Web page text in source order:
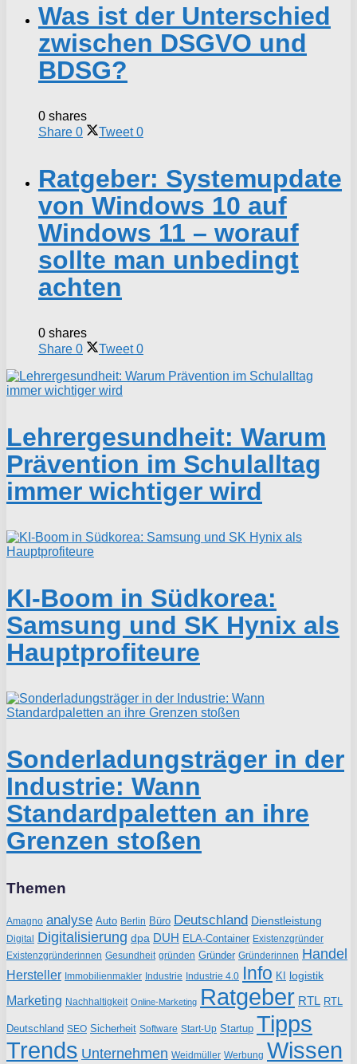
Was ist der Unterschied
zwischen DSGVO und
BDSG?
0 shares
Share 0 Tweet 0
Ratgeber: Systemupdate
von Windows 10 auf
Windows 11 – worauf
sollte man unbedingt
achten
0 shares
Share 0 Tweet 0
Lehrergesundheit: Warum
Prävention im Schulalltag
immer wichtiger wird
KI-Boom in Südkorea:
Samsung und SK Hynix als
Hauptprofiteure
Sonderladungsträger in der
Industrie: Wann
Standardpaletten an ihre
Grenzen stoßen
Themen
Amagno analyse Auto Berlin Büro Deutschland Dienstleistung
Digital Digitalisierung dpa DUH ELA-Container Existenzgründer
Existenzgründerinnen Gesundheit gründen Gründer Gründerinnen Handel
Hersteller Immobilienmakler Industrie Industrie 4.0 Info KI logistik
Marketing Nachhaltigkeit Online-Marketing Ratgeber RTL RTL
Deutschland SEO Sicherheit Software Start-Up Startup Tipps
Trends Unternehmen Weidmüller Werbung Wissen